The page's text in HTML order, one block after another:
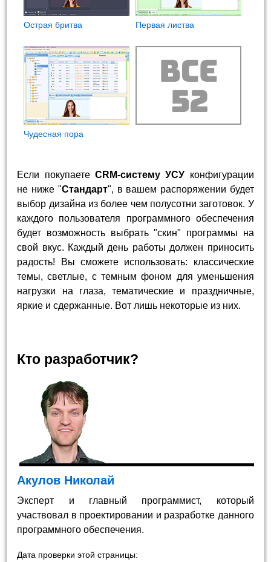
Острая бритва Первая листва
Чудесная пора
Если покупаете CRM-систему УСУ конфигурации
не ниже "Стандарт", в вашем распоряжении будет
выбор дизайна из более чем полусотни заготовок. У
каждого пользователя программного обеспечения
будет возможность выбрать "скин" программы на
свой вкус. Каждый день работы должен приносить
радость! Вы сможете использовать: классические
темы, светлые, с темным фоном для уменьшения
нагрузки на глаза, тематические и праздничные,
яркие и сдержанные. Вот лишь некоторые из них.
Кто разработчик?
Акулов Николай
Эксперт и главный программист, который
участвовал в проектировании и разработке данного
программного обеспечения.
Дата проверки этой страницы: